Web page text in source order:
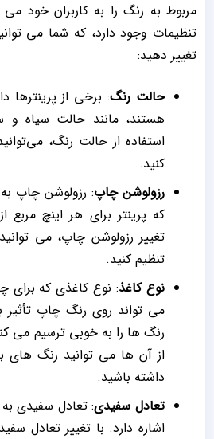
مربوط به رنگ را به کاربران خود
تنظیمات وجود دارد، که شما می
تغییر دهید:
حالت رنگ: برخی از پرینترها
هستند، مانند حالت سیاه
استفاده از حالت رنگ،
کنید.
رزولوشن چاپ: رزولوشن چاپ به
که پرینتر برای هر اینچ
تغییر رزولوشن چاپ، می
تنظیم کنید.
نوع کاغذ: نوع کاغذی که برای
می تواند روی رنگ چاپ تأثیر
رنگ ها را به خوبی ترسیم می
از آن ها می توانید رنگ های
داشته باشید.
تعادل سفیدی: تعادل سفیدی
اشاره دارد. با تغییر تعادل